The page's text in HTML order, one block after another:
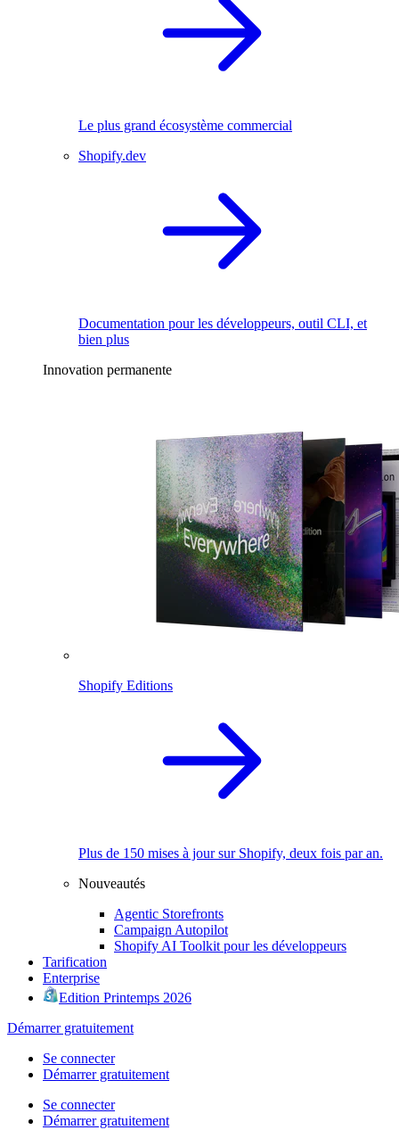
Le plus grand écosystème commercial
Shopify.dev
Documentation pour les développeurs, outil CLI, et
bien plus
Innovation permanente
Shopify Editions
Plus de 150 mises à jour sur Shopify, deux fois par an.
Nouveautés
Agentic Storefronts
Campaign Autopilot
Shopify AI Toolkit pour les développeurs
Tarification
Enterprise
Edition Printemps 2026
Démarrer gratuitement
Se connecter
Démarrer gratuitement
Se connecter
Démarrer gratuitement